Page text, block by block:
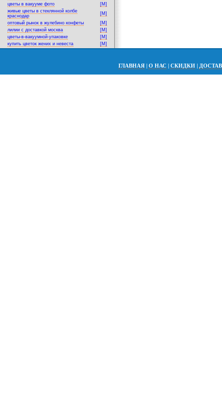
цветы в вакууме фото
[M]
живые цветы в стеклянной колбе
краснодар
[M]
оптовый рынок в жулебино конфеты
[M]
лилии с доставкой москва
[M]
цветы-в-вакуумной-упаковке
[M]
купить цветок жених и невеста
[M]
ГЛАВНАЯ | О НАС | СКИДКИ |